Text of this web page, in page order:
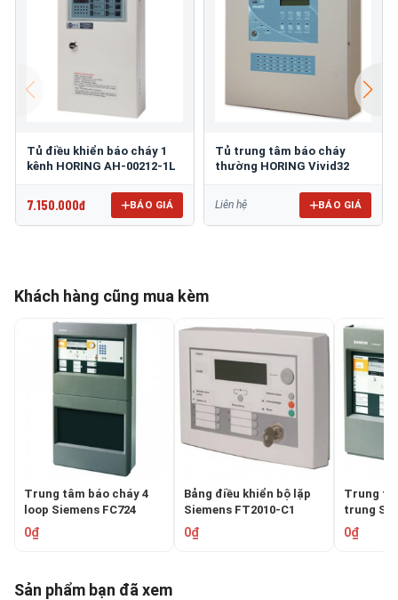
Tủ điều khiển báo cháy 1
kênh HORING AH-00212-1L
7.150.000đ BÁO GIÁ
Tủ trung tâm báo cháy
thường HORING Vivid32
Liên hệ BÁO GIÁ
Khách hàng cũng mua kèm
Trung tâm báo cháy 4
loop Siemens FC724
0₫
Bảng điều khiển bộ lặp
Siemens FT2010-C1
0₫
Trung
trung
0₫
Sản phẩm bạn đã xem